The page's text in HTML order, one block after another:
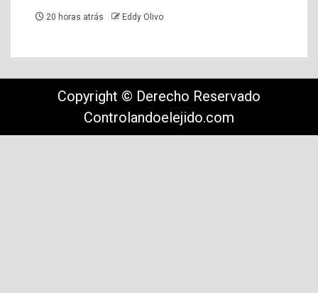
20 horas atrás Eddy Olivo
Copyright © Derecho Reservado
Controlandoelejido.com